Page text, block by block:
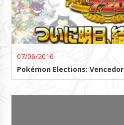
07/06/2016
Pokémon Elections: Vencedor